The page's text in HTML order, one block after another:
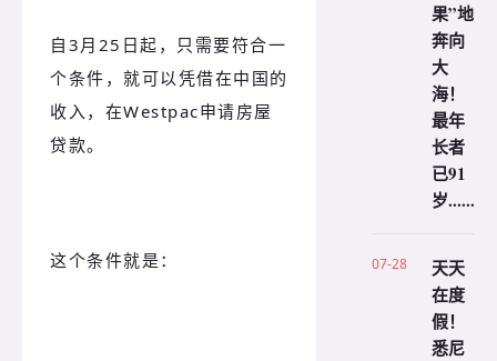
自3月25日起，只需要符合一
个条件，就可以凭借在中国的
收入，在Westpac申请房屋
贷款。
这个条件就是：
果”地
奔向
大
海！
最年
长者
已91
岁......
07-28
天天
在度
假！
悉尼